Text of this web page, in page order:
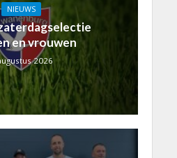
NIEUWS
en vrouwen
2026